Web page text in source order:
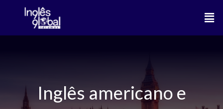
o
Inglês americano e